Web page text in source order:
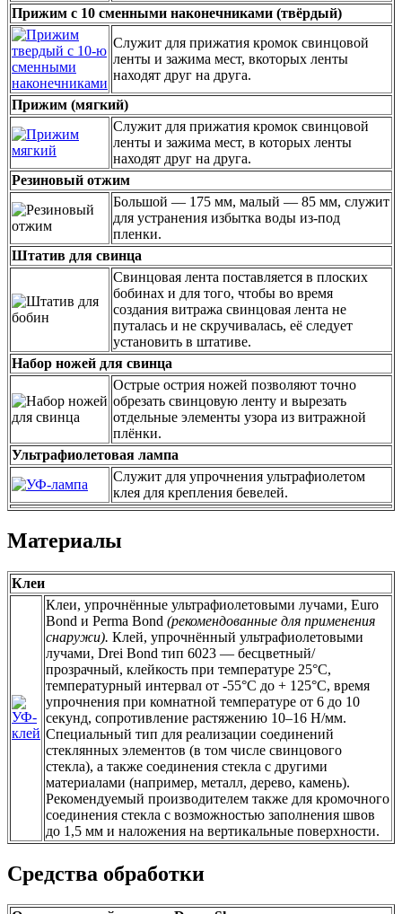
Прижим с 10 сменными наконечниками (твёрдый)
Служит для прижатия кромок свинцовой
ленты и зажима мест, вкоторых ленты
находят друг на друга.
Прижим (мягкий)
Служит для прижатия кромок свинцовой
ленты и зажима мест, в которых ленты
находят друг на друга.
Резиновый отжим
Большой — 175 мм, малый — 85 мм, служит
для устранения избытка воды из-под
пленки.
Штатив для свинца
Cвинцовая лента поставляется в плоских
бобинах и для того, чтобы во время
создания витража свинцовая лента не
путалась и не скручивалась, её следует
установить в штативе.
Набор ножей для свинца
Острые острия ножей позволяют точно
обрезать свинцовую ленту и вырезать
отдельные элементы узора из витражной
плёнки.
Ультрафиолетовая лампа
Служит для упрочнения ультрафиолетом
клея для крепления бевелей.
Материалы
Клеи
Клеи, упрочнённые ультрафиолетовыми лучами, Euro
Bond и Perma Bond (рекомендованные для применения
снаружи). Клей, упрочнённый ультрафиолетовыми
лучами, Drei Bond тип 6023 — бесцветный/
прозрачный, клейкость при температуре 25°С,
температурный интервал от -55°С до + 125°С, время
упрочнения при комнатной температуре от 6 до 10
секунд, сопротивление растяжению 10–16 Н/мм.
Специальный тип для реализации соединений
стеклянных элементов (в том числе свинцового
стекла), а также соединения стекла с другими
материалами (например, металл, дерево, камень).
Рекомендуемый производителем также для кромочного
соединения стекла с возможностью заполнения швов
до 1,5 мм и наложения на вертикальные поверхности.
Средства обработки